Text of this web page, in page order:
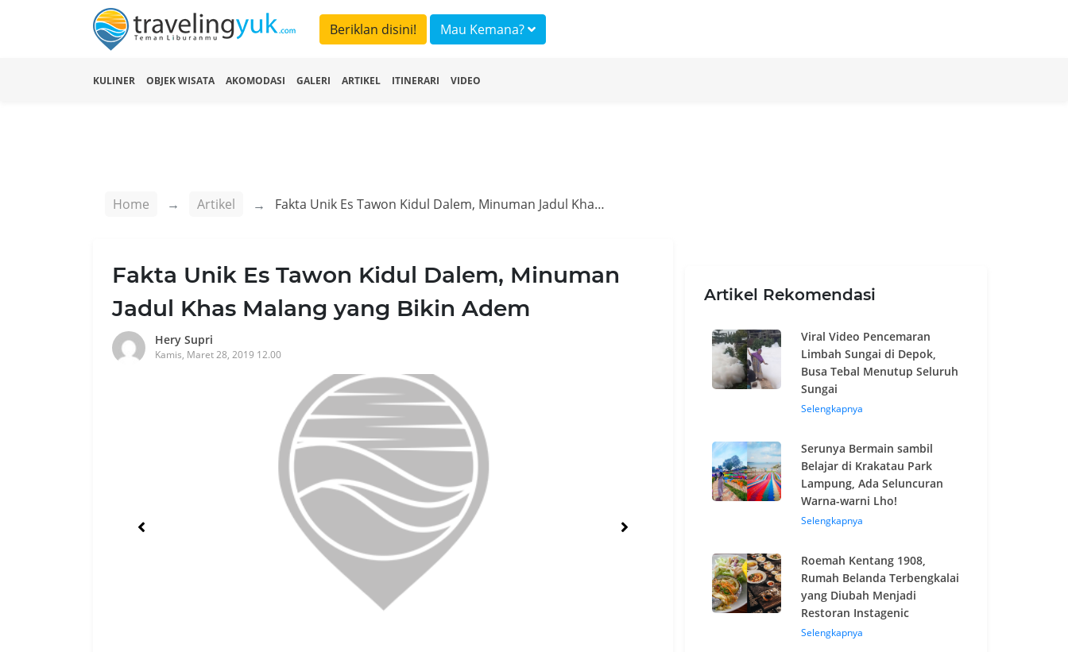
Beriklan disini! Mau Kemana?
KULINER OBJEK WISATA AKOMODASI GALERI ARTIKEL ITINERARI VIDEO
Home Artikel Fakta Unik Es Tawon Kidul Dalem, Minuman Jadul Khas Malang yang Bikin Adem
Fakta Unik Es Tawon Kidul Dalem, Minuman
Jadul Khas Malang yang Bikin Adem
Hery Supri
Kamis, Maret 28, 2019 12.00
Artikel Rekomendasi
Viral Video Pencemaran
Limbah Sungai di Depok,
Busa Tebal Menutup Seluruh
Sungai
Selengkapnya
Serunya Bermain sambil
Belajar di Krakatau Park
Lampung, Ada Seluncuran
Warna-warni Lho!
Selengkapnya
Roemah Kentang 1908,
Rumah Belanda Terbengkalai
yang Diubah Menjadi
Restoran Instagenic
Selengkapnya